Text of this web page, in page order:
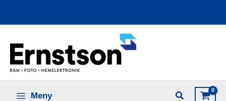
Meny